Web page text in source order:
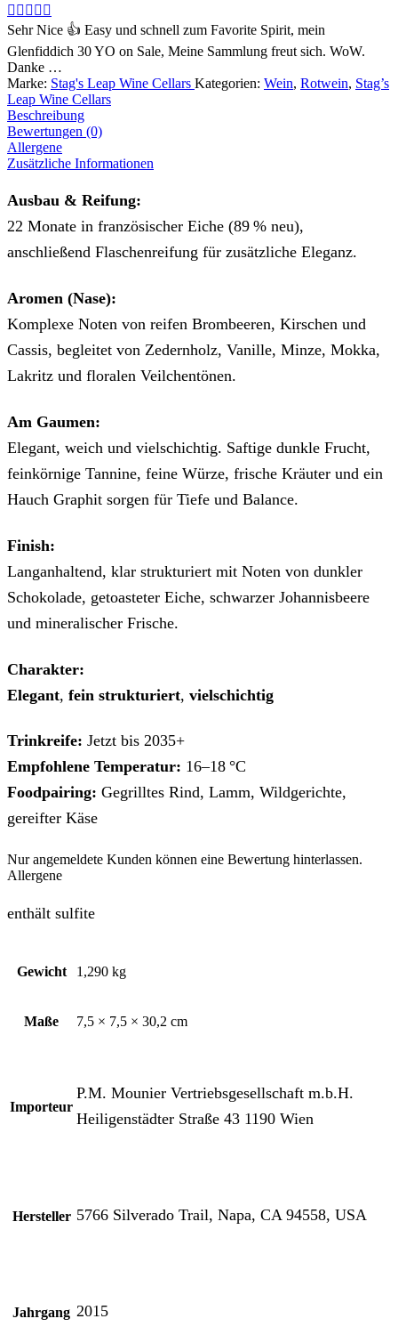
    
Sehr Nice 👍 Easy und schnell zum Favorite Spirit, mein
Glenfiddich 30 YO on Sale, Meine Sammlung freut sich. WoW.
Danke …
Marke: Stag's Leap Wine Cellars Kategorien: Wein, Rotwein, Stag’s
Leap Wine Cellars
Beschreibung
Bewertungen (0)
Allergene
Zusätzliche Informationen
Ausbau & Reifung:
22 Monate in französischer Eiche (89 % neu),
anschließend Flaschenreifung für zusätzliche Eleganz.
Aromen (Nase):
Komplexe Noten von reifen Brombeeren, Kirschen und
Cassis, begleitet von Zedernholz, Vanille, Minze, Mokka,
Lakritz und floralen Veilchentönen.
Am Gaumen:
Elegant, weich und vielschichtig. Saftige dunkle Frucht,
feinkörnige Tannine, feine Würze, frische Kräuter und ein
Hauch Graphit sorgen für Tiefe und Balance.
Finish:
Langanhaltend, klar strukturiert mit Noten von dunkler
Schokolade, getoasteter Eiche, schwarzer Johannisbeere
und mineralischer Frische.
Charakter:
Elegant, fein strukturiert, vielschichtig
Trinkreife: Jetzt bis 2035+
Empfohlene Temperatur: 16–18 °C
Foodpairing: Gegrilltes Rind, Lamm, Wildgerichte,
gereifter Käse
Nur angemeldete Kunden können eine Bewertung hinterlassen.
Allergene
enthält sulfite
Gewicht 1,290 kg
Maße 7,5 × 7,5 × 30,2 cm
Importeur
P.M. Mounier Vertriebsgesellschaft m.b.H.
Heiligenstädter Straße 43 1190 Wien
Hersteller 5766 Silverado Trail, Napa, CA 94558, USA
Jahrgang 2015